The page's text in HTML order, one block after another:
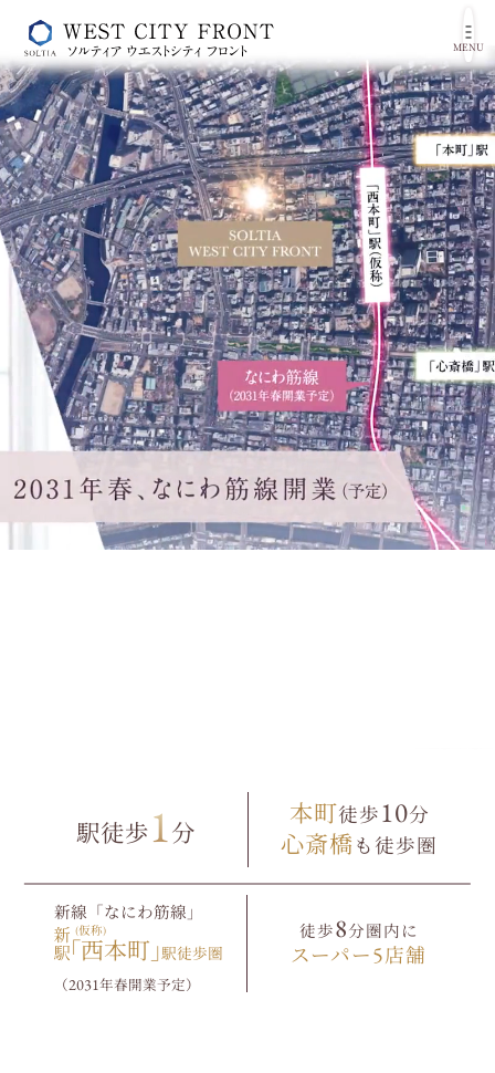
MENU
想像を超える未来がここに
駅徒歩1分
本町徒歩10分
心斎橋 も徒歩圏
新線「なにわ筋線」
｢
(仮称)
西本町｣駅徒歩圏
（2031年春開業予定）
徒歩8分圏内に
スーパー5店舗